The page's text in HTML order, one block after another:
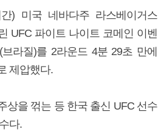
) 미국 네바다주 라스베이거스
UFC 파이트 나이트 코메인 이벤
라질)를 2라운드 4분 29초 만에
제압했다.
상을 꺾는 등 한국 출신 UFC 선수
다.